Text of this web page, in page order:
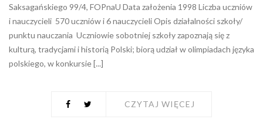
Saksagańskiego 99/4, FOPnaU Data założenia 1998 Liczba uczniów
i nauczycieli 570 uczniów i 6 nauczycieli Opis działalności szkoły/
punktu nauczania Uczniowie sobotniej szkoły zapoznają się z
kulturą, tradycjami i historią Polski; biorą udział w olimpiadach języka
polskiego, w konkursie [...]
CZYTAJ WIĘCEJ